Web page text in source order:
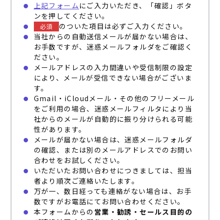
上記フォーム にご入力いただき、「確認」ボタ
ンを押してください。
必須
のついた項目は必ずご入力ください。
当社からの自動送信メールが届かない場合は、
お手数ですが、迷惑メールフォルダをご確認く
ださい。
メールアドレスの入力間違いや受信制限の設定
により、メールが受信できない場合がございま
す。
Gmail・iCloudメール・その他のフリーメール
をご利用の場合、迷惑メールフィルタにより当
社からのメールが自動的に振り分けられる可能
性があります。
メールが届かない場合は、迷惑メールフォルダ
の確認、または別のメールアドレスでのお問い
合わせをお試しください。
いただいたお問い合わせにつきましては、担当
者より順次ご連絡いたします。
万が一、数日経っても連絡がない場合は、お手
数ですがお電話にてお問い合わせください。
本フォームからの 営業・勧誘・セールス目的の